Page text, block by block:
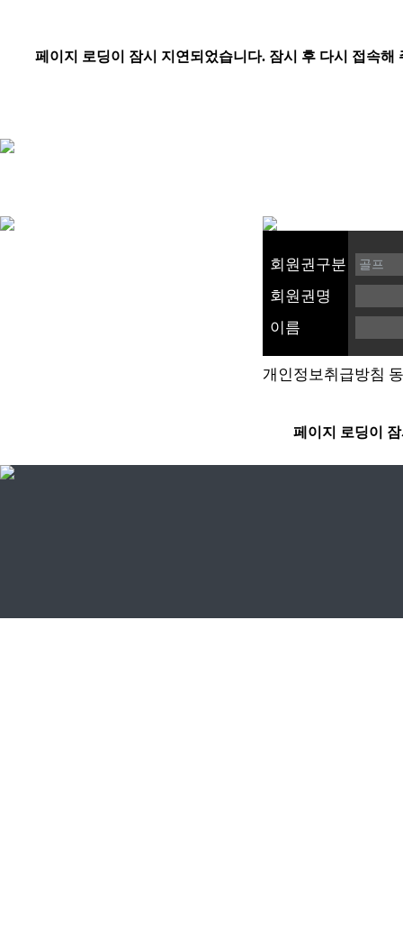
회원권구분
회원권명
이름
개인정보취급방침